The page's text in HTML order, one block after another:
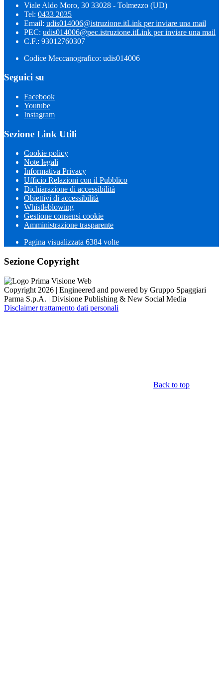
Viale Aldo Moro, 30 33028 - Tolmezzo (UD)
Tel: 0433 2035
Email: udis014006@istruzione.itLink per inviare una mail
PEC: udis014006@pec.istruzione.itLink per inviare una mail
C.F.: 93012760307
Codice Meccanografico: udis014006
Seguici su
Facebook
Youtube
Instagram
Sezione Link Utili
Cookie policy
Note legali
Informativa Privacy
Ufficio Relazioni con il Pubblico
Dichiarazione di accessibilità
Obiettivi di accessibilità
Whistleblowing
Gestione consensi cookie
Amministrazione trasparente
Pagina visualizzata 6384 volte
Sezione Copyright
Copyright 2026 | Engineered and powered by Gruppo Spaggiari
Parma S.p.A. | Divisione Publishing & New Social Media
Disclaimer trattamento dati personali
Back to top